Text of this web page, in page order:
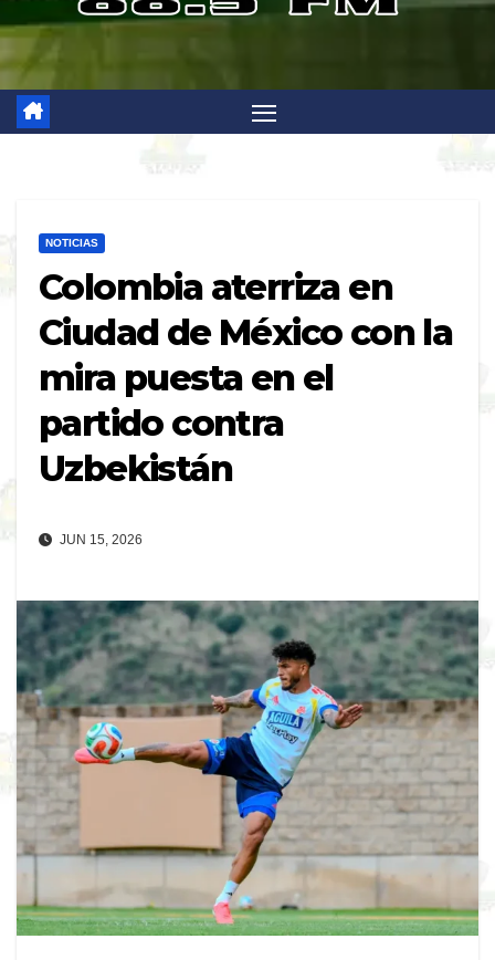
NOTICIAS
Colombia aterriza en
Ciudad de México con la
mira puesta en el
partido contra
Uzbekistán
JUN 15, 2026